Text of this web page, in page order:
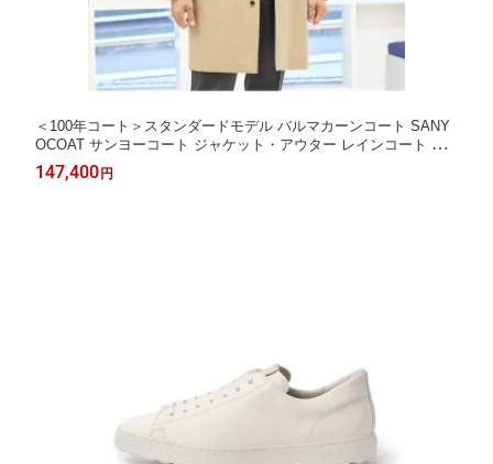
＜100年コート＞スタンダードモデル バルマカーンコート SANY
OCOAT サンヨーコート ジャケット・アウター レインコート ベ
ージュ ネイビー【送料無料】[Rakuten Fashion]
147,400円